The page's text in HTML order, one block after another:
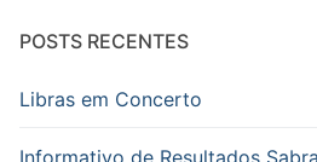
POSTS RECENTES
Libras em Concerto
Informativo de Resultados